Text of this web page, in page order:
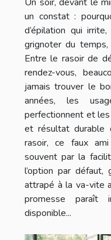
un constat :
d’épilation qui
grignoter du
Entre le rasoir de
rendez-vous,
jamais trouver le
années, les
perfectionnent et
et résultat durable
rasoir, ce faux
souvent par la
l’option par
attrapé à la va-vite
promesse paraît
disponible...